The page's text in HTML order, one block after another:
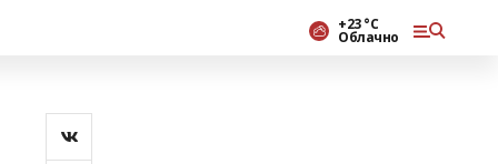
+23 °С
Облачно